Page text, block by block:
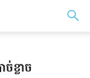
ខ្លាច